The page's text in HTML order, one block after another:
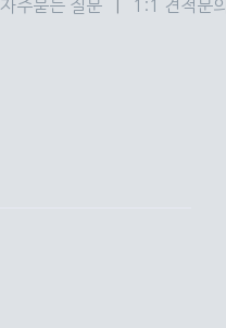
자주묻는 질문 1:1 견적문의